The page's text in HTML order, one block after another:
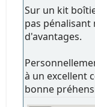
Sur un kit
pas pénalisant
d'avantages.
à un excellent
bonne